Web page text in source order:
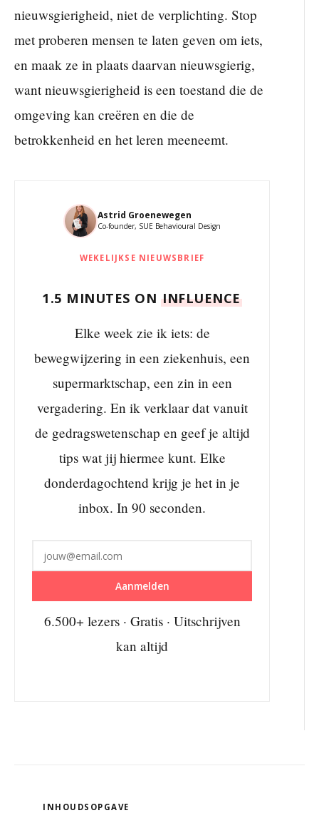
nieuwsgierigheid, niet de verplichting. Stop
met proberen mensen te laten geven om iets,
en maak ze in plaats daarvan nieuwsgierig,
want nieuwsgierigheid is een toestand die de
omgeving kan creëren en die de
betrokkenheid en het leren meeneemt.
Astrid Groenewegen
Co-founder, SUE Behavioural Design
WEKELIJKSE NIEUWSBRIEF
1.5 MINUTES ON INFLUENCE
Elke week zie ik iets: de
bewegwijzering in een ziekenhuis, een
supermarktschap, een zin in een
vergadering. En ik verklaar dat vanuit
de gedragswetenschap en geef je altijd
tips wat jij hiermee kunt. Elke
donderdagochtend krijg je het in je
inbox. In 90 seconden.
Aanmelden
6.500+ lezers · Gratis · Uitschrijven
kan altijd
INHOUDSOPGAVE